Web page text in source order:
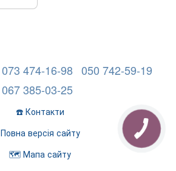
073 474-16-98 050 742-59-19
067 385-03-25
☎️ Контакти
Повна версія сайту
🗺️ Мапа сайту